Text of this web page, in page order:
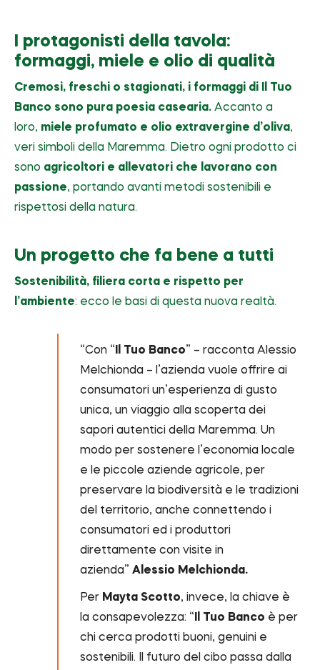
I protagonisti della tavola:
formaggi, miele e olio di qualità
Cremosi, freschi o stagionati, i formaggi di Il Tuo
Banco sono pura poesia casearia. Accanto a
loro, miele profumato e olio extravergine d’oliva,
veri simboli della Maremma. Dietro ogni prodotto ci
sono agricoltori e allevatori che lavorano con
passione, portando avanti metodi sostenibili e
rispettosi della natura.
Un progetto che fa bene a tutti
Sostenibilità, filiera corta e rispetto per
l’ambiente: ecco le basi di questa nuova realtà.
“Con “ Il Tuo Banco” – racconta Alessio
Melchionda – l’azienda vuole offrire ai
consumatori un’esperienza di gusto
unica, un viaggio alla scoperta dei
sapori autentici della Maremma. Un
modo per sostenere l’economia locale
e le piccole aziende agricole, per
preservare la biodiversità e le tradizioni
del territorio, anche connettendo i
consumatori ed i produttori
direttamente con visite in
azienda” Alessio Melchionda.
Per Mayta Scotto, invece, la chiave è
la consapevolezza: “ Il Tuo Banco è per
chi cerca prodotti buoni, genuini e
sostenibili. Il futuro del cibo passa dalla